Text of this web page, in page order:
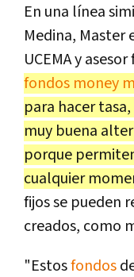
En una línea
Medina, Master
UCEMA y
fondos money
para hacer
muy buena
porque
cualquier
fijos se pueden
creados, como
"Estosfondos